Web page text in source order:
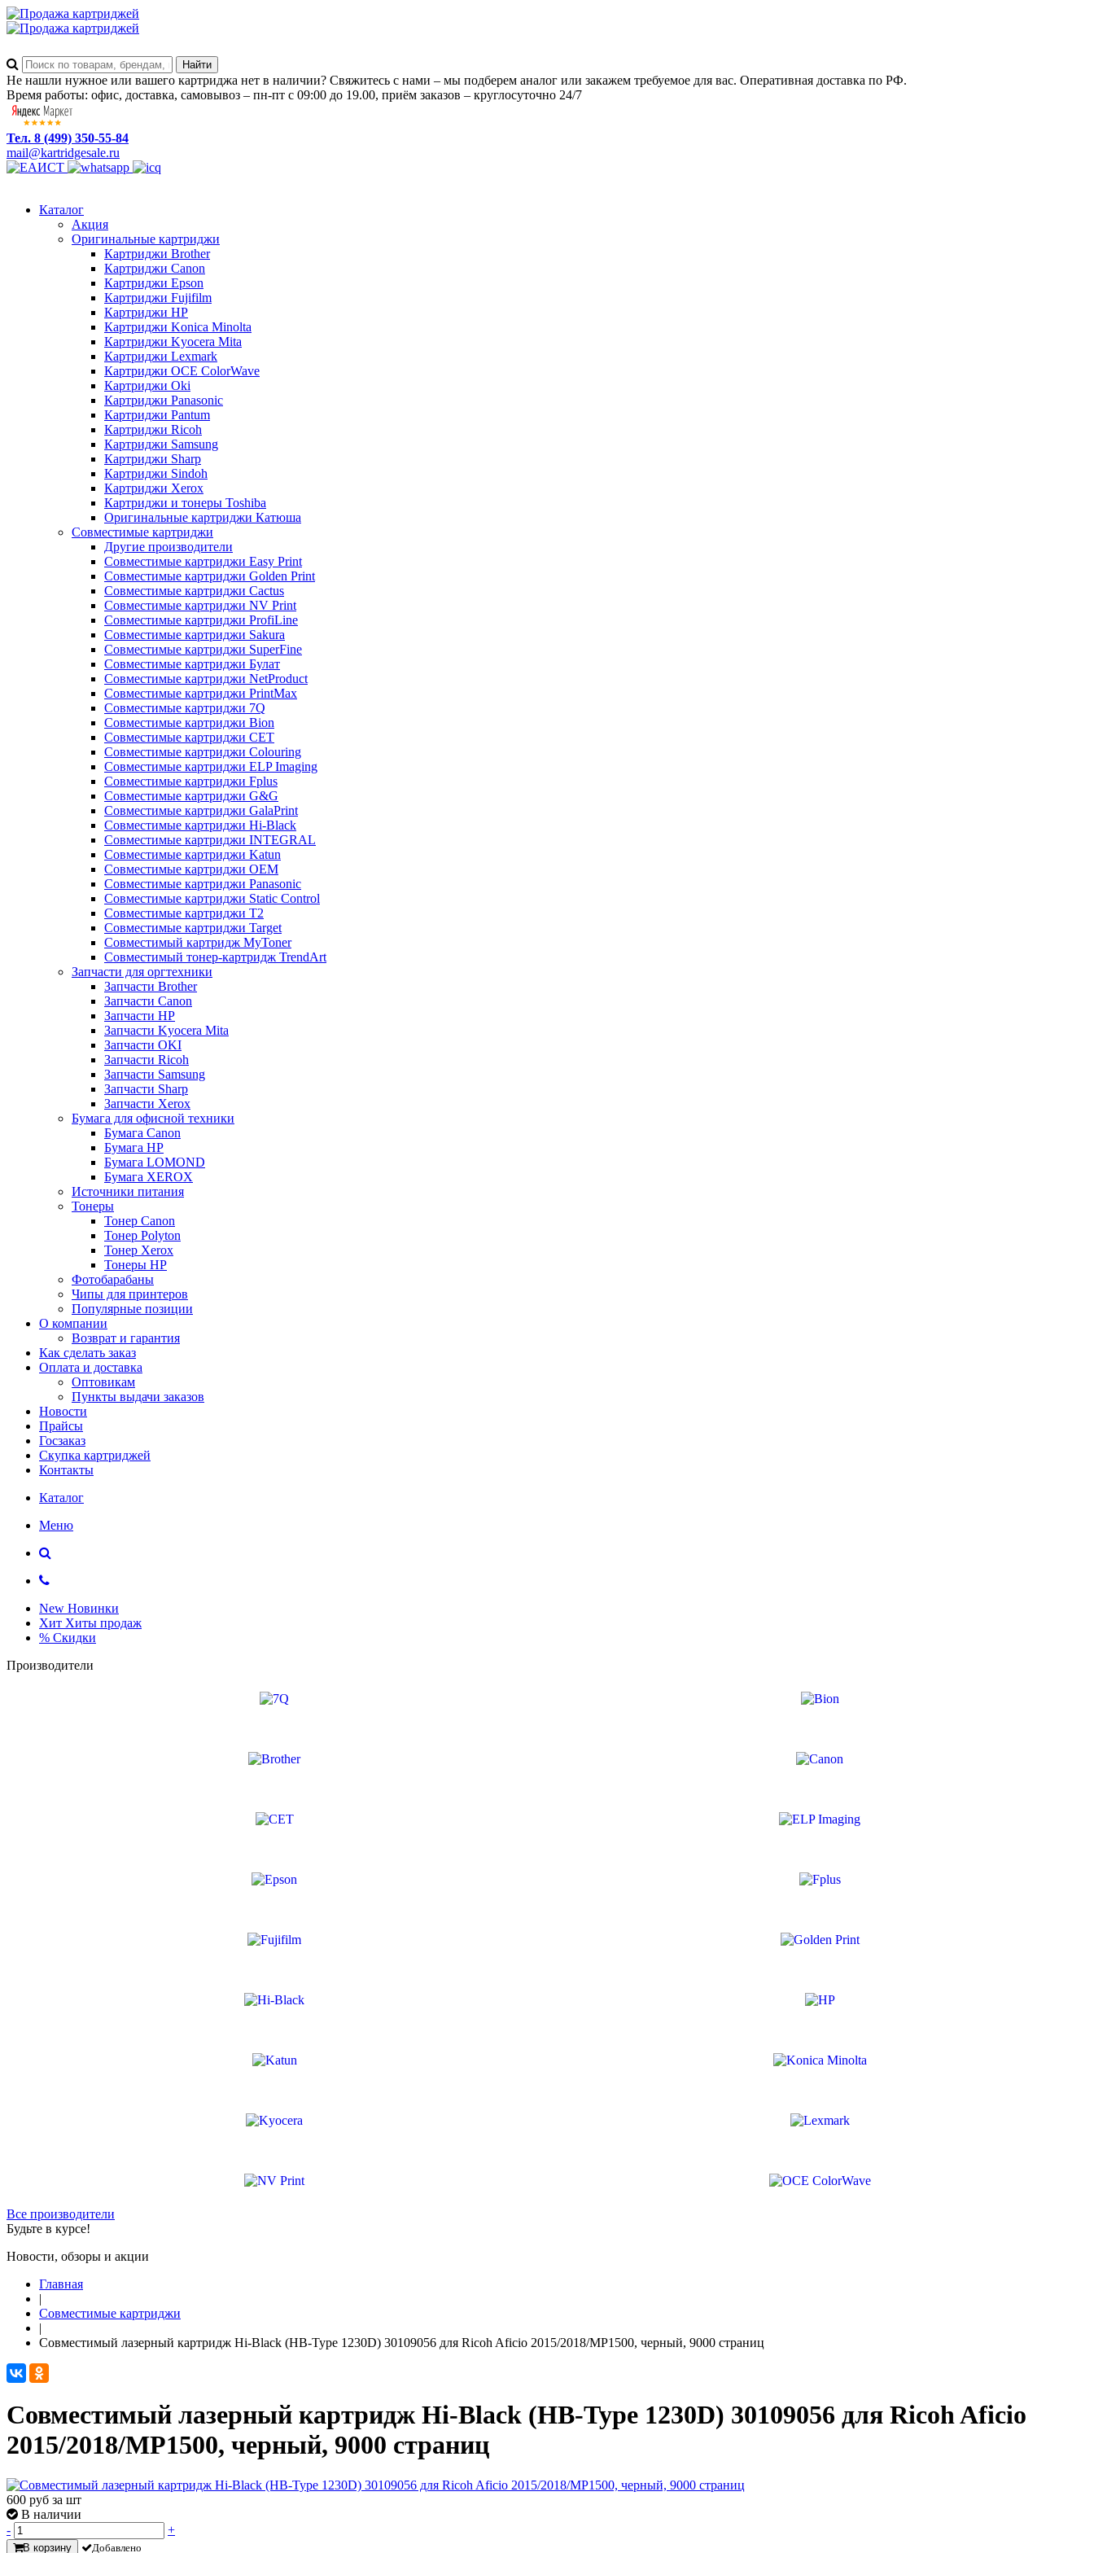
Не нашли нужное или вашего картриджа нет в наличии? Свяжитесь с нами – мы подберем аналог или закажем требуемое для вас. Оперативная доставка по РФ.
Время работы: офис, доставка, самовывоз – пн-пт с 09:00 до 19.00, приём заказов – круглосуточно 24/7
Тел. 8 (499) 350-55-84
mail@kartridgesale.ru
Каталог
Акция
Оригинальные картриджи
Картриджи Brother
Картриджи Canon
Картриджи Epson
Картриджи Fujifilm
Картриджи HP
Картриджи Konica Minolta
Картриджи Kyocera Mita
Картриджи Lexmark
Картриджи OCE ColorWave
Картриджи Oki
Картриджи Panasonic
Картриджи Pantum
Картриджи Ricoh
Картриджи Samsung
Картриджи Sharp
Картриджи Sindoh
Картриджи Xerox
Картриджи и тонеры Toshiba
Оригинальные картриджи Катюша
Совместимые картриджи
Другие производители
Совместимые картриджи Easy Print
Совместимые картриджи Golden Print
Совместимые картриджи Cactus
Совместимые картриджи NV Print
Совместимые картриджи ProfiLine
Совместимые картриджи Sakura
Совместимые картриджи SuperFine
Совместимые картриджи Булат
Совместимые картриджи NetProduct
Совместимые картриджи PrintMax
Совместимые картриджи 7Q
Совместимые картриджи Bion
Совместимые картриджи CET
Совместимые картриджи Colouring
Совместимые картриджи ELP Imaging
Совместимые картриджи Fplus
Совместимые картриджи G&G
Совместимые картриджи GalaPrint
Совместимые картриджи Hi-Black
Совместимые картриджи INTEGRAL
Совместимые картриджи Katun
Совместимые картриджи OEM
Совместимые картриджи Panasonic
Совместимые картриджи Static Control
Совместимые картриджи T2
Совместимые картриджи Target
Совместимый картридж MyToner
Совместимый тонер-картридж TrendArt
Запчасти для оргтехники
Запчасти Brother
Запчасти Canon
Запчасти HP
Запчасти Kyocera Mita
Запчасти OKI
Запчасти Ricoh
Запчасти Samsung
Запчасти Sharp
Запчасти Xerox
Бумага для офисной техники
Бумага Canon
Бумага HP
Бумага LOMOND
Бумага XEROX
Источники питания
Тонеры
Тонер Canon
Тонер Polyton
Тонер Xerox
Тонеры HP
Фотобарабаны
Чипы для принтеров
Популярные позиции
О компании
Возврат и гарантия
Как сделать заказ
Оплата и доставка
Оптовикам
Пункты выдачи заказов
Новости
Прайсы
Госзаказ
Скупка картриджей
Контакты
Каталог
Меню
New Новинки
Хит Хиты продаж
% Скидки
Производители
Все производители
Будьте в курсе!
Новости, обзоры и акции
Главная
|
Совместимые картриджи
|
Совместимый лазерный картридж Hi-Black (HB-Type 1230D) 30109056 для Ricoh Aficio 2015/2018/MP1500, черный, 9000 страниц
Совместимый лазерный картридж Hi-Black (HB-Type 1230D) 30109056 для Ricoh Aficio
2015/2018/MP1500, черный, 9000 страниц
600 руб за шт
В наличии
-
+
В корзину
Добавлено